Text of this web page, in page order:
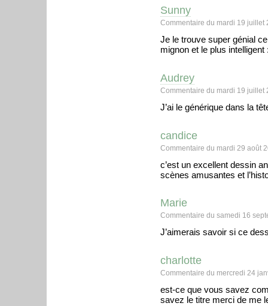
Sunny
Commentaire du mardi 19 juillet
Je le trouve super génial
mignon et le plus intelligent
Audrey
Commentaire du mardi 19 juillet
J’ai le générique dans la
candice
Commentaire du mardi 29 août
c’est un excellent dessin
scènes amusantes et
Marie
Commentaire du samedi 16
J’aimerais savoir si ce
charlotte
Commentaire du mercredi 24
est-ce que vous savez
savez le titre merci de me